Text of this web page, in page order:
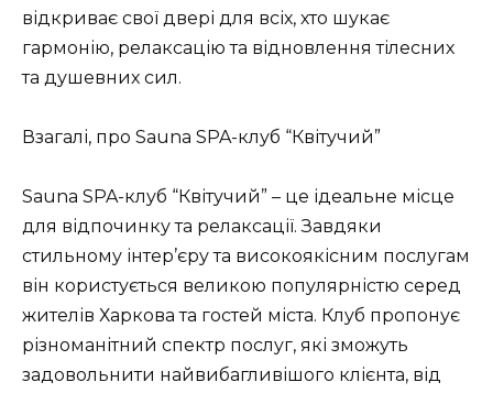
відкриває свої двері для всіх, хто шукає
гармонію, релаксацію та відновлення тілесних
та душевних сил.
Взагалі, про Sauna SPA-клуб “Квітучий”
Sauna SPA-клуб “Квітучий” – це ідеальне місце
для відпочинку та релаксації. Завдяки
стильному інтер’єру та високоякісним послугам
він користується великою популярністю серед
жителів Харкова та гостей міста. Клуб пропонує
різноманітний спектр послуг, які зможуть
задовольнити найвибагливішого клієнта, від